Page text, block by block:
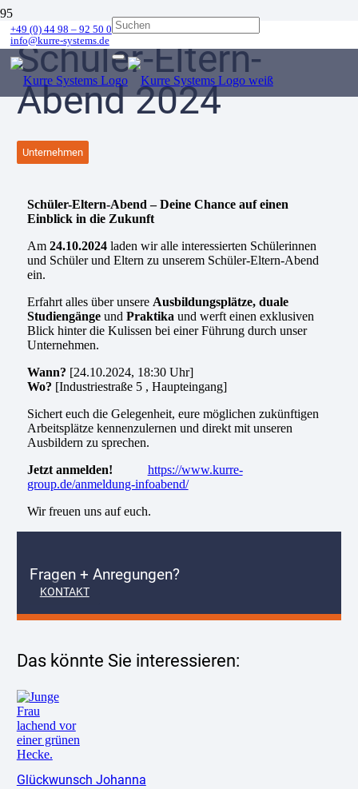
+49 (0) 44 98 – 92 50 0
info@kurre-systems.de
Schüler-Eltern-
Abend 2024
Unternehmen
Schüler-Eltern-Abend – Deine Chance auf einen
Einblick in die Zukunft
Am 24.10.2024laden wir alle interessierten Schülerinnen
und Schüler und Eltern zu unserem Schüler-Eltern-Abend
ein.
Erfahrt alles über unsere Ausbildungsplätze, duale
Studiengängeund Praktika und werft einen exklusiven
Blick hinter die Kulissen bei einer Führung durch unser
Unternehmen.
Wann? [24.10.2024, 18:30 Uhr]
Wo? [Industriestraße 5 , Haupteingang]
Sichert euch die Gelegenheit, eure möglichen zukünftigen
Arbeitsplätze kennenzulernen und direkt mit unseren
Ausbildern zu sprechen.
Jetzt anmelden!
https://www.kurre-
group.de/anmeldung-infoabend/
Wir freuen uns auf euch.
Fragen + Anregungen?
KONTAKT
Das könnte Sie interessieren:
Glückwunsch Johanna